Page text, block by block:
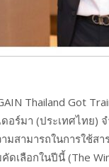
Thailand Got
ร์มา (ประเทศไทย)
สามารถในการใช้สา
เลือกในปีนี้ (The